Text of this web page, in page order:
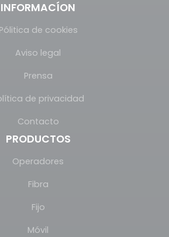
INFORMACÍON
Pólitica de cookies
Aviso legal
Prensa
de privacidad
Contacto
PRODUCTOS
Operadores
Fibra
Fijo
Móvil